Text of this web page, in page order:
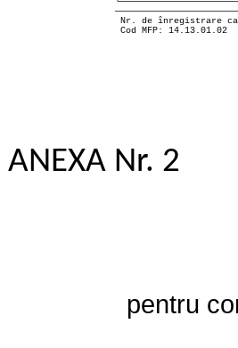
Nr. de înregistrare ca
Cod MFP: 14.13.01.02
ANEXA Nr. 2
pentru